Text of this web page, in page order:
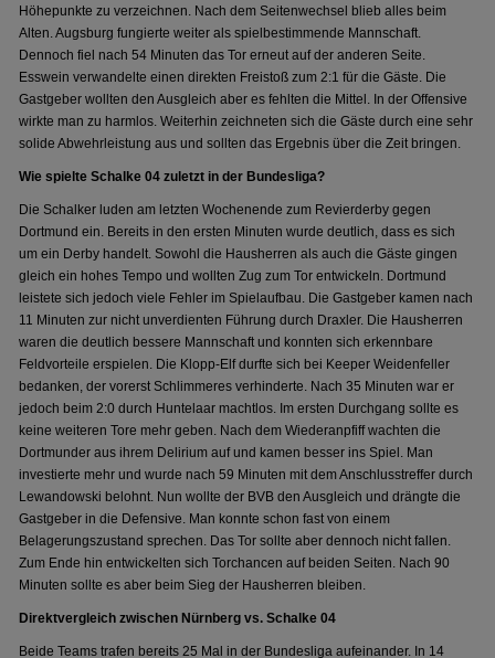
Höhepunkte zu verzeichnen. Nach dem Seitenwechsel blieb alles beim
Alten. Augsburg fungierte weiter als spielbestimmende Mannschaft.
Dennoch fiel nach 54 Minuten das Tor erneut auf der anderen Seite.
Esswein verwandelte einen direkten Freistoß zum 2:1 für die Gäste. Die
Gastgeber wollten den Ausgleich aber es fehlten die Mittel. In der Offensive
wirkte man zu harmlos. Weiterhin zeichneten sich die Gäste durch eine sehr
solide Abwehrleistung aus und sollten das Ergebnis über die Zeit bringen.
Wie spielte Schalke 04 zuletzt in der Bundesliga?
Die Schalker luden am letzten Wochenende zum Revierderby gegen
Dortmund ein. Bereits in den ersten Minuten wurde deutlich, dass es sich
um ein Derby handelt. Sowohl die Hausherren als auch die Gäste gingen
gleich ein hohes Tempo und wollten Zug zum Tor entwickeln. Dortmund
leistete sich jedoch viele Fehler im Spielaufbau. Die Gastgeber kamen nach
11 Minuten zur nicht unverdienten Führung durch Draxler. Die Hausherren
waren die deutlich bessere Mannschaft und konnten sich erkennbare
Feldvorteile erspielen. Die Klopp-Elf durfte sich bei Keeper Weidenfeller
bedanken, der vorerst Schlimmeres verhinderte. Nach 35 Minuten war er
jedoch beim 2:0 durch Huntelaar machtlos. Im ersten Durchgang sollte es
keine weiteren Tore mehr geben. Nach dem Wiederanpfiff wachten die
Dortmunder aus ihrem Delirium auf und kamen besser ins Spiel. Man
investierte mehr und wurde nach 59 Minuten mit dem Anschlusstreffer durch
Lewandowski belohnt. Nun wollte der BVB den Ausgleich und drängte die
Gastgeber in die Defensive. Man konnte schon fast von einem
Belagerungszustand sprechen. Das Tor sollte aber dennoch nicht fallen.
Zum Ende hin entwickelten sich Torchancen auf beiden Seiten. Nach 90
Minuten sollte es aber beim Sieg der Hausherren bleiben.
Direktvergleich zwischen Nürnberg vs. Schalke 04
Beide Teams trafen bereits 25 Mal in der Bundesliga aufeinander. In 14